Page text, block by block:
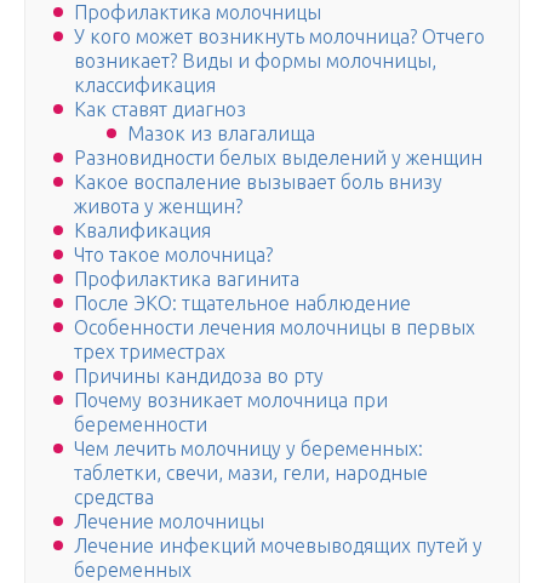
Профилактика молочницы
У кого может возникнуть молочница? Отчего
возникает? Виды и формы молочницы,
классификация
Как ставят диагноз
Мазок из влагалища
Разновидности белых выделений у женщин
Какое воспаление вызывает боль внизу
живота у женщин?
Квалификация
Что такое молочница?
Профилактика вагинита
После ЭКО: тщательное наблюдение
Особенности лечения молочницы в первых
трех триместрах
Причины кандидоза во рту
Почему возникает молочница при
беременности
Чем лечить молочницу у беременных:
таблетки, свечи, мази, гели, народные
средства
Лечение молочницы
Лечение инфекций мочевыводящих путей у
беременных